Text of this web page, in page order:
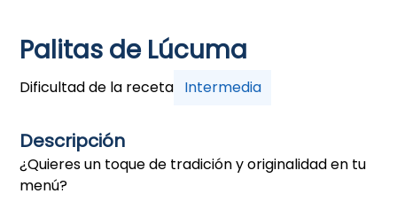
Palitas de Lúcuma
Dificultad de la receta Intermedia
Descripción
¿Quieres un toque de tradición y originalidad en tu
menú?